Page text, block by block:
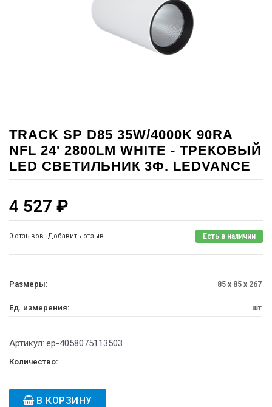
TRACK SP D85 35W/4000K 90RA
NFL 24' 2800LM WHITE - ТРЕКОВЫЙ
LED СВЕТИЛЬНИК 3Ф. LEDVANCE
4 527 ₽
0 отзывов. Добавить отзыв. Есть в наличии
Размеры: 85 x 85 x 267
Ед. измерения: шт
Артикул: ep-4058075113503
Количество:
В КОРЗИНУ